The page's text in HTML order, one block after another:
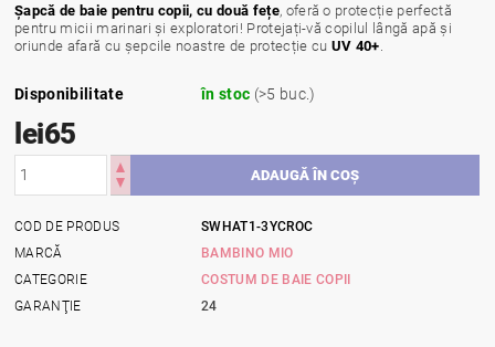
Șapcă de baie pentru copii, cu două fețe, oferă o protecție perfectă
pentru micii marinari și exploratori! Protejați-vă copilul lângă apă și
oriunde afară cu șepcile noastre de protecție cu UV 40+
Disponibilitate în stoc (>5 buc.)
lei65
COD DE PRODUS
SWHAT1-3YCROC
MARCĂ
BAMBINO MIO
CATEGORIE
COSTUM DE BAIE COPII
GARANŢIE
24